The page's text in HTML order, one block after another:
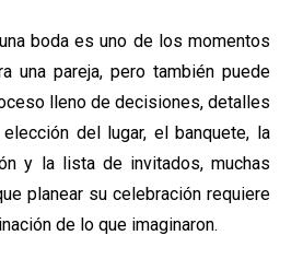
boda es uno de los momentos
una pareja, pero también puede
lleno de decisiones, detalles
del lugar, el banquete, la
y la lista de invitados, muchas
planear su celebración requiere
de lo que imaginaron.